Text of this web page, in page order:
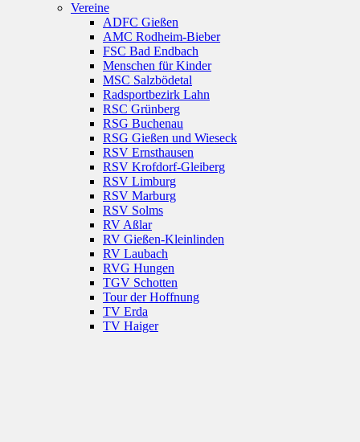
Vereine
ADFC Gießen
AMC Rodheim-Bieber
FSC Bad Endbach
Menschen für Kinder
MSC Salzbödetal
Radsportbezirk Lahn
RSC Grünberg
RSG Buchenau
RSG Gießen und Wieseck
RSV Ernsthausen
RSV Krofdorf-Gleiberg
RSV Limburg
RSV Marburg
RSV Solms
RV Aßlar
RV Gießen-Kleinlinden
RV Laubach
RVG Hungen
TGV Schotten
Tour der Hoffnung
TV Erda
TV Haiger